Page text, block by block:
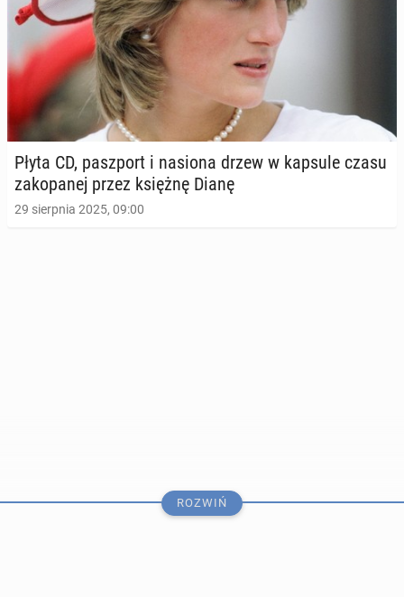
Mia­stecz­ko na Majorce oskarża Meghan Markle o
plagiat
22 lutego 2025, 09:00
bry­tyj­skiej mo­nar­chii
Płyta CD, pasz­port i nasiona drzew w kapsule czasu
za­ko­pa­nej przez księżnę Dianę
29 sierpnia 2025, 09:00
ROZWIŃ